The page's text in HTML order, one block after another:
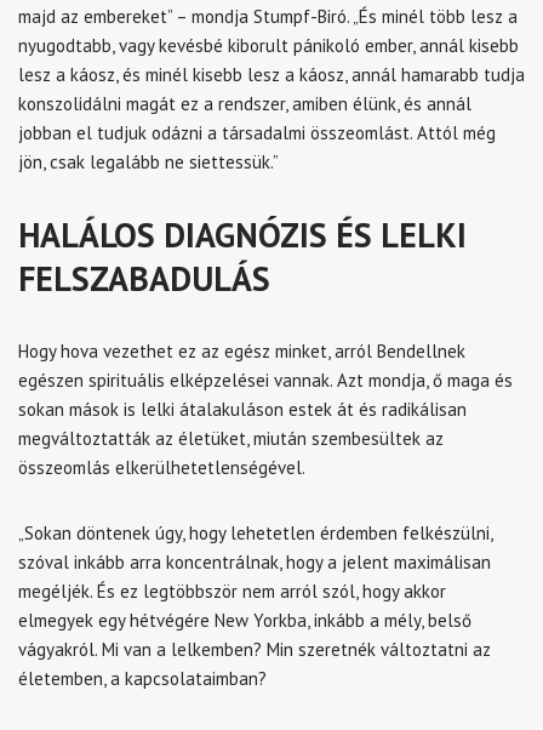
majd az embereket” – mondja Stumpf-Biró. „És minél több lesz a
nyugodtabb, vagy kevésbé kiborult pánikoló ember, annál kisebb
lesz a káosz, és minél kisebb lesz a káosz, annál hamarabb tudja
konszolidálni magát ez a rendszer, amiben élünk, és annál
jobban el tudjuk odázni a társadalmi összeomlást. Attól még
jön, csak legalább ne siettessük.”
HALÁLOS DIAGNÓZIS ÉS LELKI
FELSZABADULÁS
Hogy hova vezethet ez az egész minket, arról Bendellnek
egészen spirituális elképzelései vannak. Azt mondja, ő maga és
sokan mások is lelki átalakuláson estek át és radikálisan
megváltoztatták az életüket, miután szembesültek az
összeomlás elkerülhetetlenségével.
„Sokan döntenek úgy, hogy lehetetlen érdemben felkészülni,
szóval inkább arra koncentrálnak, hogy a jelent maximálisan
megéljék. És ez legtöbbször nem arról szól, hogy akkor
elmegyek egy hétvégére New Yorkba, inkább a mély, belső
vágyakról. Mi van a lelkemben? Min szeretnék változtatni az
életemben, a kapcsolataimban?